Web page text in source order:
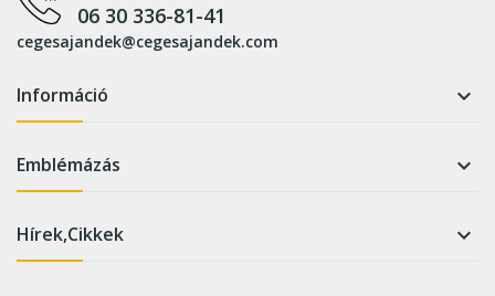
06 30 336-81-41
cegesajandek@cegesajandek.com
Információ 
Emblémázás 
Hírek,Cikkek 